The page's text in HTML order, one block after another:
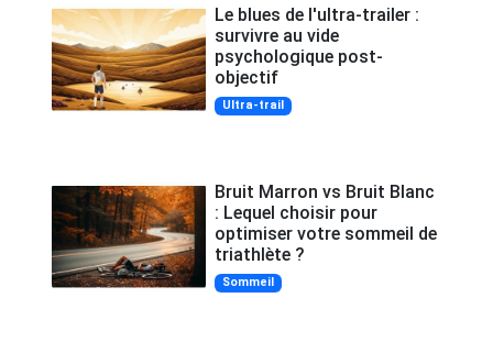
Le blues de l'ultra-trailer :
survivre au vide
psychologique post-
objectif
Ultra-trail
Bruit Marron vs Bruit Blanc
: Lequel choisir pour
optimiser votre sommeil de
triathlète ?
Sommeil